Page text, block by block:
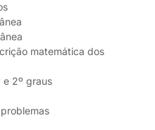
matemática dos
e 2º graus